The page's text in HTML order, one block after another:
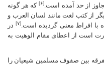
از حد آمده است.[۶]
که هر گونه
از کتب لغت مانند لسان العرب و
با افراط معنی گردیده است.[۷]
در
است از اعطای مقام الوهیت به
بین صفوف مسلمین شیعیان را